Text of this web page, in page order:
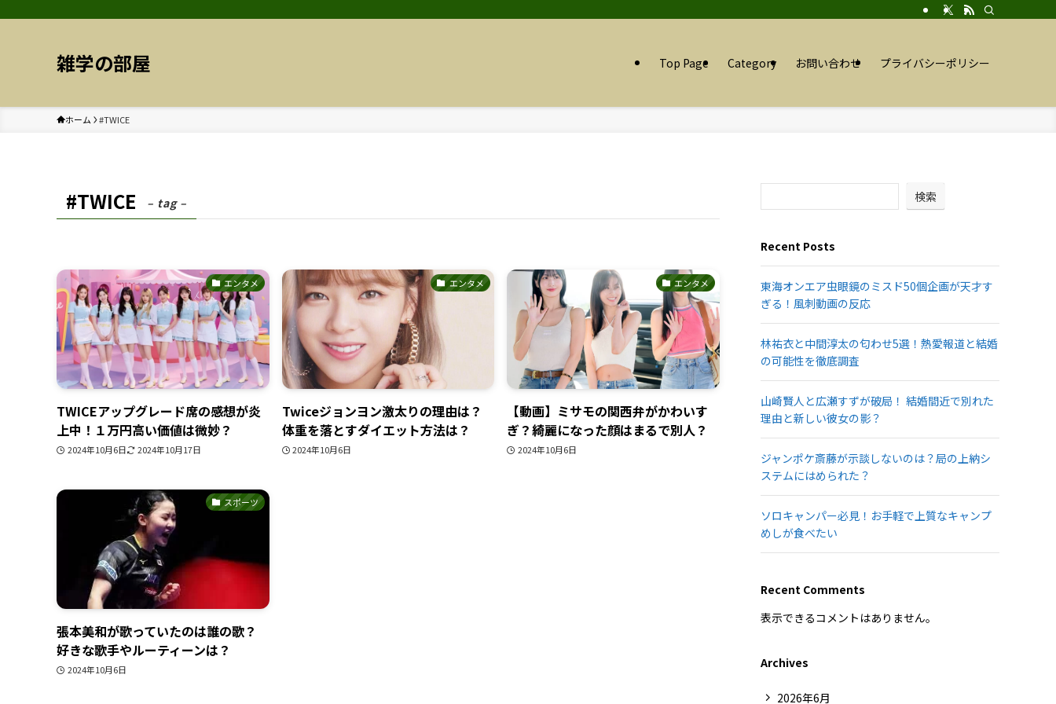
雑学の部屋 Top Page Category お問い合わせ プライバシーポリシー
ホーム #TWICE
#TWICE – tag –
エンタメ
TWICEアップグレード席の感想が炎
上中！１万円高い価値は微妙？
2024年10月6日 2024年10月17日
エンタメ
Twiceジョンヨン激太りの理由は？
体重を落とすダイエット方法は？
2024年10月6日
エンタメ
【動画】ミサモの関西弁がかわいす
ぎ？綺麗になった顔はまるで別人？
2024年10月6日
スポーツ
張本美和が歌っていたのは誰の歌？
好きな歌手やルーティーンは？
2024年10月6日
検索
Recent Posts
東海オンエア虫眼鏡のミスド50個企画が天才す
ぎる！風刺動画の反応
林祐衣と中間淳太の匂わせ5選！熱愛報道と結婚
の可能性を徹底調査
山崎賢人と広瀬すずが破局！ 結婚間近で別れた
理由と新しい彼女の影？
ジャンポケ斎藤が示談しないのは？局の上納シ
ステムにはめられた？
ソロキャンパー必見！お手軽で上質なキャンプ
めしが食べたい
Recent Comments
表示できるコメントはありません。
Archives
2026年6月